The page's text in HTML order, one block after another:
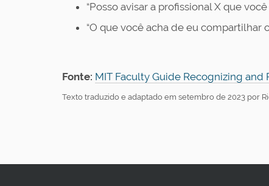
“Posso avisar a profissional X que
“O que você acha de eu compartilhar
Fonte: MIT Faculty Guide Recognizing
Texto traduzido e adaptado em setembro de 2023 por